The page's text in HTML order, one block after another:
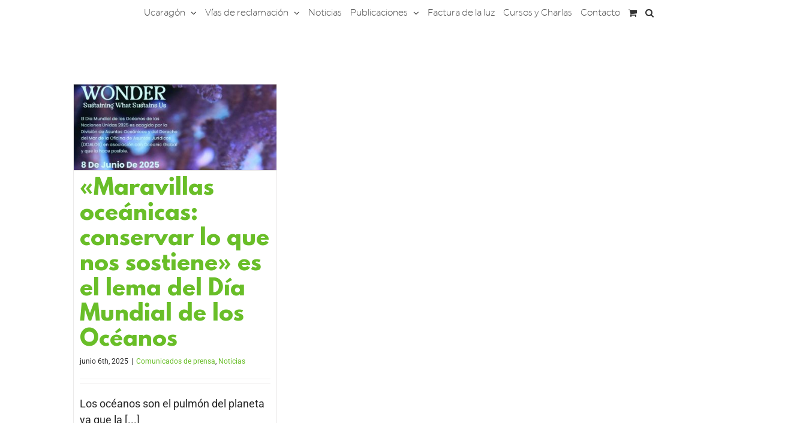
Ucaragón Vías de reclamación Noticias Publicaciones Factura de la luz Cursos y Charlas Contacto
«Maravillas
oceánicas:
conservar lo que
nos sostiene» es
el lema del Día
Mundial de los
Océanos
junio 6th, 2025 | Comunicados de prensa Noticias
Los océanos son el pulmón del planeta
ya que la [...]